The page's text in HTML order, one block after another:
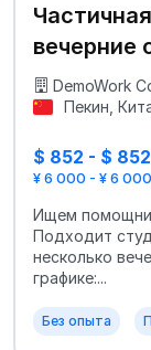
вечерние
DemoWork
Пекин,
$ 852 - $
¥ 6 000 - ¥ 6
Ищем
Подходит
несколько
графике:...
Без опыта